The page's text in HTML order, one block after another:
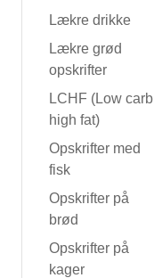
Lækre drikke
Lækre grød
opskrifter
LCHF (Low carb
high fat)
Opskrifter med
fisk
Opskrifter på
brød
Opskrifter på
kager